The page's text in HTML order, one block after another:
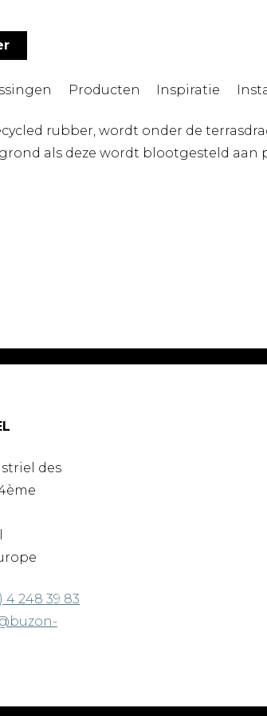
Producten Inspiratie
rubber, wordt onder de
als deze wordt blootgesteld aan
des
4 248 39 83